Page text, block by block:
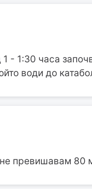
- 1:30 часа
води до
не превишавам 80